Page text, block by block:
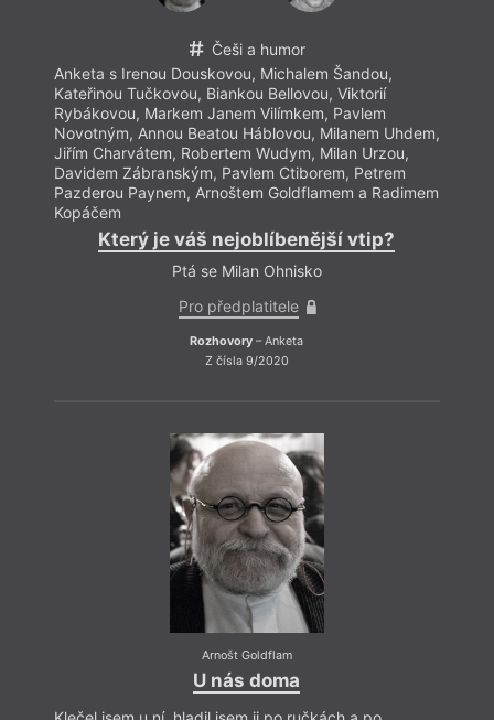
Češi a humor
Anketa s Irenou Douskovou, Michalem Šandou,
Kateřinou Tučkovou, Biankou Bellovou, Viktorií
Rybákovou, Markem Janem Vilímkem, Pavlem
Novotným, Annou Beatou Háblovou, Milanem Uhdem,
Jiřím Charvátem, Robertem Wudym, Milan Urzou,
Davidem Zábranským, Pavlem Ctiborem, Petrem
Pazderou Paynem, Arnoštem Goldflamem a Radimem
Kopáčem
Který je váš nejoblíbenější vtip?
Ptá se Milan Ohnisko
Pro předplatitele
Rozhovory – Anketa
Z čísla 9/2020
Arnošt Goldflam
U nás doma